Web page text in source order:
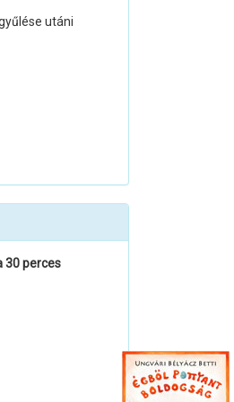
utáni
30 perces